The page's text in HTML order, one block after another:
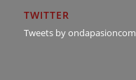
TWITTER
Tweets by ondapasioncom